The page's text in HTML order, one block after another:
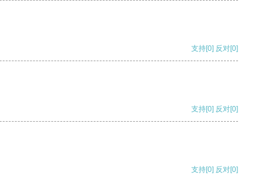
支持[0] 反对[0]
支持[0] 反对[0]
支持[0] 反对[0]